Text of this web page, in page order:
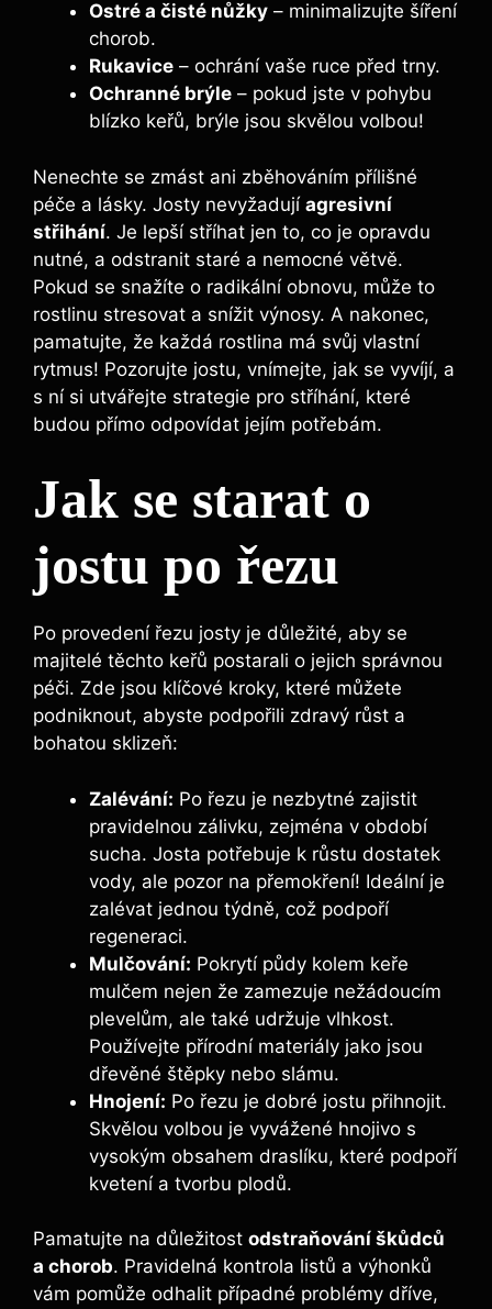
Ostré ⁣a čisté nůžky – minimalizujte šíření
chorob.
Rukavice – ochrání vaše ruce před trny.
Ochranné brýle – pokud jste v pohybu
blízko⁤ keřů, brýle ‌jsou skvělou volbou!
Nenechte se zmást‍ ani​ zběhováním přílišné
péče‌ a lásky. Josty nevyžadují agresivní
střihání. Je lepší stříhat​ jen to, co je⁢ opravdu
nutné, a ⁢odstranit staré a nemocné větvě.
Pokud se⁢ snažíte o‍ radikální obnovu,‍ může to
rostlinu stresovat ⁤a snížit výnosy. A nakonec,
pamatujte, že každá rostlina má svůj vlastní
⁤rytmus! Pozorujte jostu, vnímejte, jak se vyvíjí, a
s ní si⁢ utvářejte strategie pro stříhání, které⁤
budou přímo odpovídat jejím potřebám.
Jak se starat o‌
jostu po‌ řezu
Po provedení řezu josty je důležité, aby se
majitelé těchto keřů postarali ​o jejich správnou
péči. Zde jsou klíčové kroky, které můžete⁢
podniknout, abyste podpořili zdravý růst a
bohatou sklizeň:
Zalévání: Po ⁤řezu je nezbytné zajistit
pravidelnou zálivku, ⁢zejména v období
sucha. Josta potřebuje k růstu dostatek
vody, ale pozor na přemokření! Ideální je
zalévat jednou týdně, což podpoří
regeneraci.
Mulčování: Pokrytí půdy kolem keře
mulčem nejen že zamezuje nežádoucím⁤
plevelům, ale také udržuje ⁣vlhkost.
Používejte přírodní⁣ materiály jako jsou
dřevěné štěpky nebo slámu.
Hnojení: Po řezu je dobré jostu přihnojit.
Skvělou volbou je vyvážené hnojivo s
vysokým obsahem draslíku, které podpoří
kvetení ‌a tvorbu plodů.
Pamatujte na důležitost⁣ odstraňování škůdců
a chorob. Pravidelná kontrola listů a ‌výhonků
vám pomůže odhalit případné problémy dříve,